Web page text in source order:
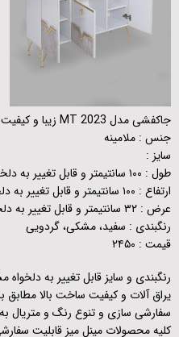
جاکفشی مدل MT 2023 زیبا و کیفیت ساخت بالا و قیمت رقابتی
جنس : ملامینه
سایز :
طول : ۱۰۰ سانتیمتر و قابل تغییر به دلخواه مشتری
ارتفاع : ۱۰۰ سانتیمتر و قابل تغییر به دلخواه مشتری
عرض : ۳۲ سانتیمتر و قابل تغییر به دلخواه مشتری
رنگبندی : سفید، مشکی، گردویی
قیمت : ۲۴۵۰
رنگبندی و سایز قابل تغییر به دلخواه
یراق آلات و کیفیت ساخت بالا
سفارشی سازی و تنوع رنگ و متریال
کلیه محصولات مینل میز قابلیت